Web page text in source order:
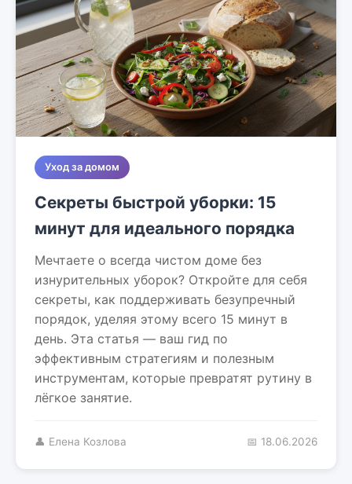
Уход за домом
Секреты быстрой уборки: 15
минут для идеального порядка
Мечтаете о всегда чистом доме без
изнурительных уборок? Откройте для себя
секреты, как поддерживать безупречный
порядок, уделяя этому всего 15 минут в
день. Эта статья — ваш гид по
эффективным стратегиям и полезным
инструментам, которые превратят рутину в
лёгкое занятие.
👤 Елена Козлова 📅 18.06.2026